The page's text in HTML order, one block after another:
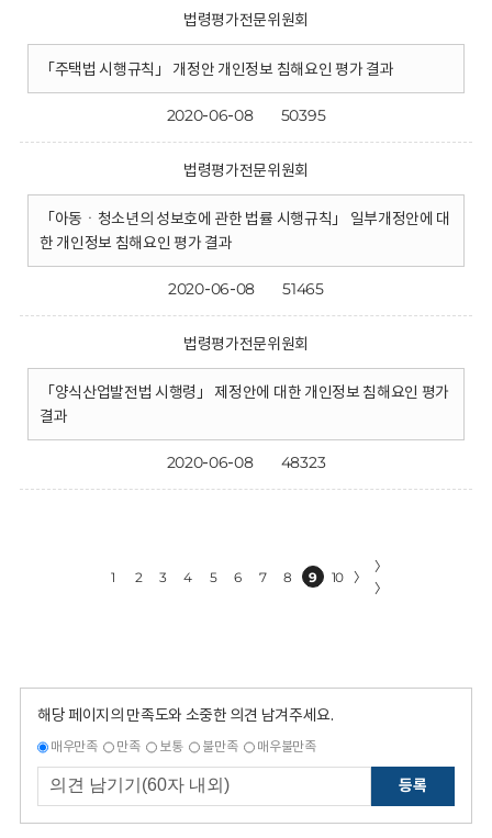
법령평가전문위원회
「주택법 시행규칙」 개정안 개인정보 침해요인 평가 결과
2020-06-08 50395
법령평가전문위원회
「아동ㆍ청소년의 성보호에 관한 법률 시행규칙」 일부개정안에 대
한 개인정보 침해요인 평가 결과
2020-06-08 51465
법령평가전문위원회
「양식산업발전법 시행령」 제정안에 대한 개인정보 침해요인 평가
결과
2020-06-08 48323
1 2 3 4 5 6 7 8 9 10 〉
〉
〉
해당 페이지의 만족도와 소중한 의견 남겨주세요.
매우만족 만족 보통 불만족 매우불만족
등록